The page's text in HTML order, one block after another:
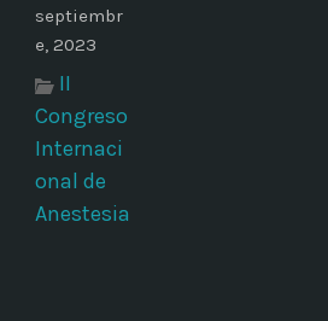
septiembr
e, 2023
II
Congreso
Internaci
onal de
Anestesia